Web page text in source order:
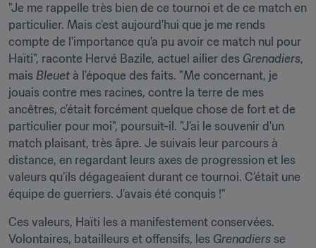
"Je me rappelle très bien de ce tournoi et de ce match en
particulier. Mais c'est aujourd'hui que je me rends
compte de l'importance qu'a pu avoir ce match nul pour
Haïti", raconte Hervé Bazile, actuel ailier des Grenadiers,
mais Bleuet à l’époque des faits. "Me concernant, je
jouais contre mes racines, contre la terre de mes
ancêtres, c’était forcément quelque chose de fort et de
particulier pour moi", poursuit-il. "J’ai le souvenir d’un
match plaisant, très âpre. Je suivais leur parcours à
distance, en regardant leurs axes de progression et les
valeurs qu’ils dégageaient durant ce tournoi. C’était une
équipe de guerriers. J’avais été conquis !"
Ces valeurs, Haïti les a manifestement conservées.
Volontaires, batailleurs et offensifs, les Grenadiers se